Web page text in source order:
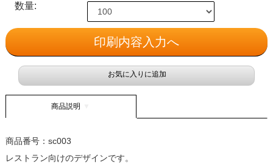
数量:
印刷内容入力へ
お気に入りに追加
商品説明
商品番号： sc003
レストラン向けのデザインです。